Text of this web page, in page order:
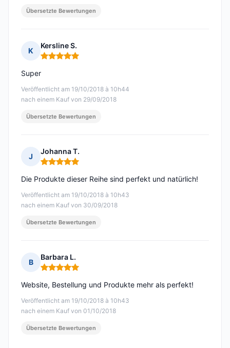
Übersetzte Bewertungen
K
Kersline S.
Hinweis: 5 von 5
Veröffentlicht am 19/10/2018 à 10h44
nach einem Kauf von 29/09/2018
Super
Übersetzte Bewertungen
J
Johanna T.
Hinweis: 5 von 5
Veröffentlicht am 19/10/2018 à 10h43
nach einem Kauf von 30/09/2018
Die Produkte dieser Reihe sind perfekt und natürlich!
Übersetzte Bewertungen
B
Barbara L.
Hinweis: 5 von 5
Veröffentlicht am 19/10/2018 à 10h43
nach einem Kauf von 01/10/2018
Website, Bestellung und Produkte mehr als perfekt!
Übersetzte Bewertungen